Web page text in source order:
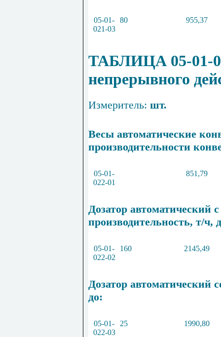
05-01-
021-03
80 955,37
ТАБЛИЦА 05-01-
непрерывного
Измеритель: шт.
Весы автоматические
производительности
05-01-
022-01
851,79
Дозатор автоматический
производительность, т/ч,
05-01-
022-02
160 2145,49
Дозатор автоматический
до:
05-01-
022-03
25 1990,80